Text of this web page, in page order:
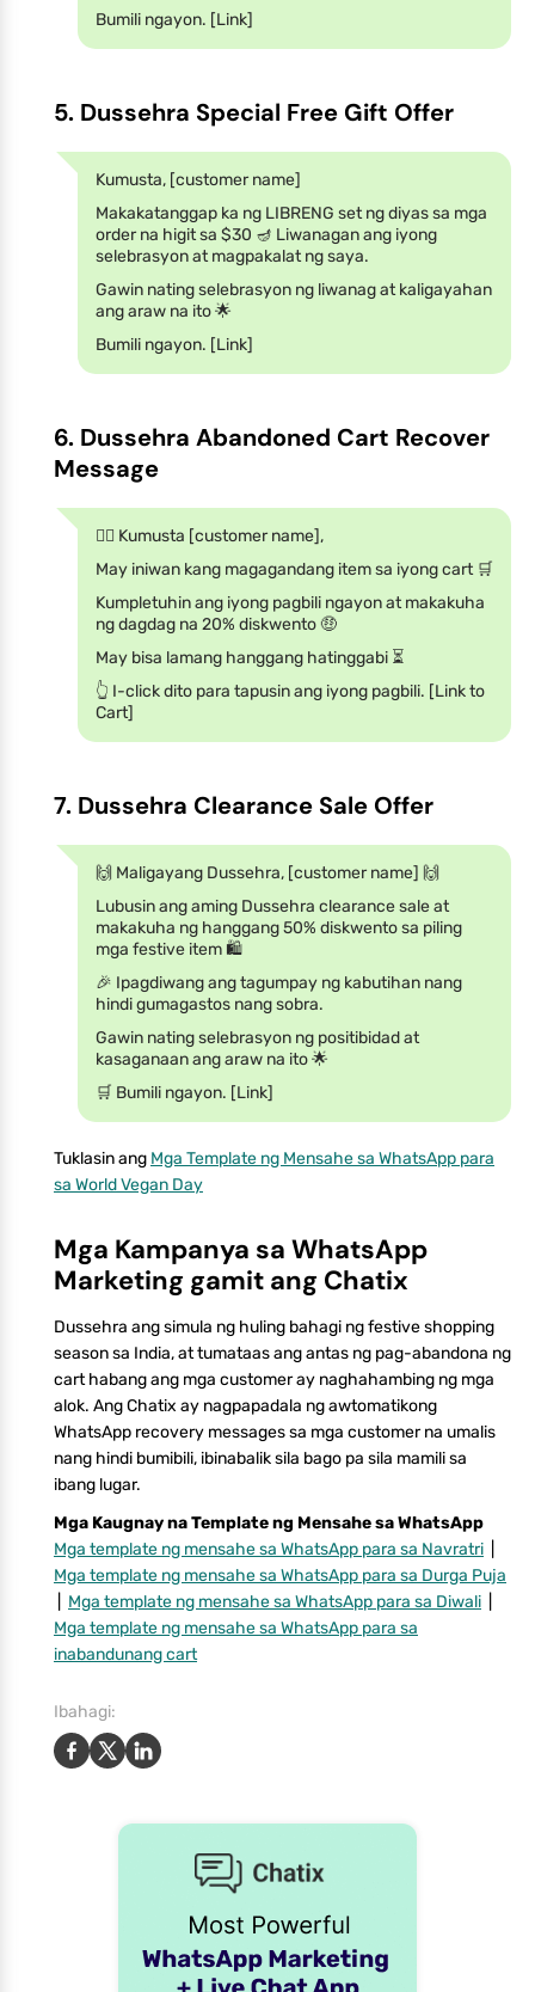
Bumili ngayon. [Link]
5. Dussehra Special Free Gift Offer
Kumusta, [customer name]
Makakatanggap ka ng LIBRENG set ng diyas sa mga
order na higit sa $30 🪔 Liwanagan ang iyong
selebrasyon at magpakalat ng saya.
Gawin nating selebrasyon ng liwanag at kaligayahan
ang araw na ito 🌟
Bumili ngayon. [Link]
6. Dussehra Abandoned Cart Recover
Message
🙋‍♂️ Kumusta [customer name],
May iniwan kang magagandang item sa iyong cart 🛒
Kumpletuhin ang iyong pagbili ngayon at makakuha
ng dagdag na 20% diskwento 🤑
May bisa lamang hanggang hatinggabi ⏳
👆 I-click dito para tapusin ang iyong pagbili. [Link to
Cart]
7. Dussehra Clearance Sale Offer
🙌 Maligayang Dussehra, [customer name] 🙌
Lubusin ang aming Dussehra clearance sale at
makakuha ng hanggang 50% diskwento sa piling
mga festive item 🛍️
🎉 Ipagdiwang ang tagumpay ng kabutihan nang
hindi gumagastos nang sobra.
Gawin nating selebrasyon ng positibidad at
kasaganaan ang araw na ito 🌟
🛒 Bumili ngayon. [Link]
Tuklasin ang Mga Template ng Mensahe sa WhatsApp para
sa World Vegan Day
Mga Kampanya sa WhatsApp
Marketing gamit ang Chatix
Dussehra ang simula ng huling bahagi ng festive shopping
season sa India, at tumataas ang antas ng pag-abandona ng
cart habang ang mga customer ay naghahambing ng mga
alok. Ang Chatix ay nagpapadala ng awtomatikong
WhatsApp recovery messages sa mga customer na umalis
nang hindi bumibili, ibinabalik sila bago pa sila mamili sa
ibang lugar.
Mga Kaugnay na Template ng Mensahe sa WhatsApp
Mga template ng mensahe sa WhatsApp para sa Navratri
Mga template ng mensahe sa WhatsApp para sa Durga Puja
Mga template ng mensahe sa WhatsApp para sa Diwali
Mga template ng mensahe sa WhatsApp para sa
inabandunang cart
Ibahagi: